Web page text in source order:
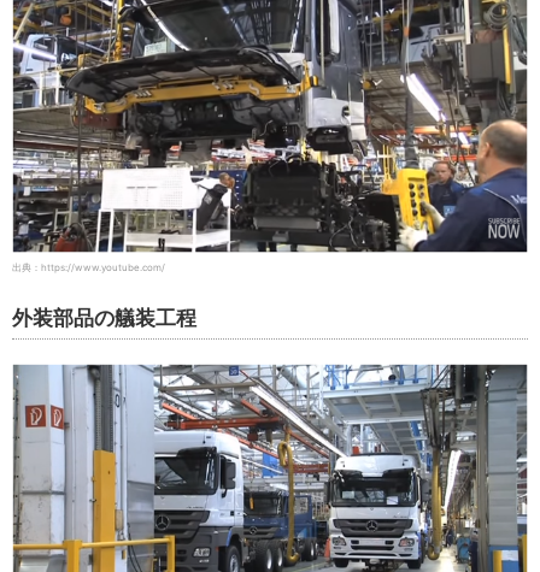
出典：https://www.youtube.com/
外装部品の艤装工程